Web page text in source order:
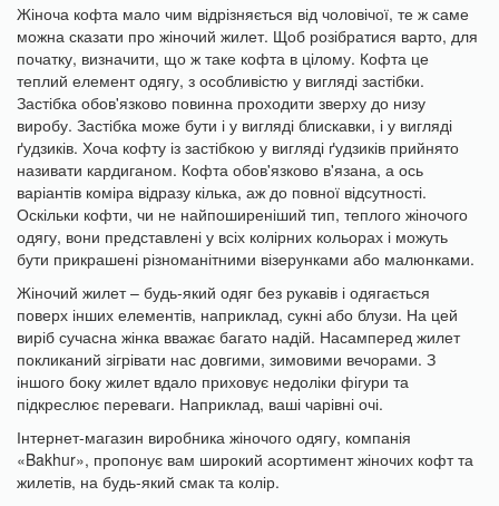
Жіноча кофта мало чим відрізняється від чоловічої, те ж саме
можна сказати про жіночий жилет. Щоб розібратися варто, для
початку, визначити, що ж таке кофта в цілому. Кофта це
теплий елемент одягу, з особливістю у вигляді застібки.
Застібка обов'язково повинна проходити зверху до низу
виробу. Застібка може бути і у вигляді блискавки, і у вигляді
ґудзиків. Хоча кофту із застібкою у вигляді ґудзиків прийнято
називати кардиганом. Кофта обов'язково в'язана, а ось
варіантів коміра відразу кілька, аж до повної відсутності.
Оскільки кофти, чи не найпоширеніший тип, теплого жіночого
одягу, вони представлені у всіх колірних кольорах і можуть
бути прикрашені різноманітними візерунками або малюнками.
Жіночий жилет – будь-який одяг без рукавів і одягається
поверх інших елементів, наприклад, сукні або блузи. На цей
виріб сучасна жінка вважає багато надій. Насамперед жилет
покликаний зігрівати нас довгими, зимовими вечорами. З
іншого боку жилет вдало приховує недоліки фігури та
підкреслює переваги. Наприклад, ваші чарівні очі.
Інтернет-магазин виробника жіночого одягу, компанія
«Bakhur», пропонує вам широкий асортимент жіночих кофт та
жилетів, на будь-який смак та колір.